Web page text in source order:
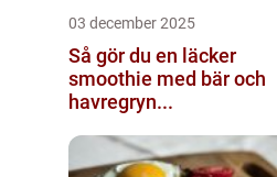
03 december 2025
Så gör du en läcker
smoothie med bär och
havregryn...